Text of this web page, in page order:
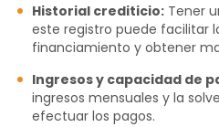
Historial crediticio: Tener
este registro puede facilitar
financiamiento y obtener
Ingresos y capacidad de
ingresos mensuales y la
efectuar los pagos.